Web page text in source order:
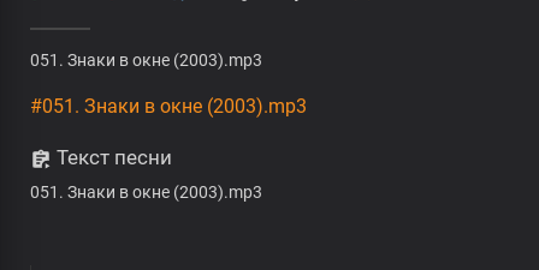
051. Знаки в окне (2003).mp3
#051. Знаки в окне (2003).mp3
Текст песни
051. Знаки в окне (2003).mp3